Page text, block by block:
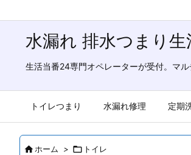
水漏れ 排水つまり
生活当番24専門オペレーターが受付。マ
トイレつまり 水漏れ修理 定期
ホーム >  トイレ